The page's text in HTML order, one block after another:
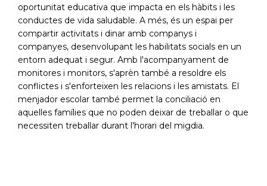
oportunitat educativa que impacta en els hàbits i les
conductes de vida saludable. A més, és un espai per
compartir activitats i dinar amb companys i
companyes, desenvolupant les habilitats socials en un
entorn adequat i segur. Amb l'acompanyament de
monitores i monitors, s'aprèn també a resoldre els
conflictes i s'enforteixen les relacions i les amistats. El
menjador escolar també permet la conciliació en
aquelles famílies que no poden deixar de treballar o que
necessiten treballar durant l'horari del migdia.